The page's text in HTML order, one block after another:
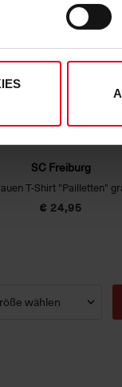
auswählen,
SC Freiburg
T-Shirt "Pailletten"
€ 24,95